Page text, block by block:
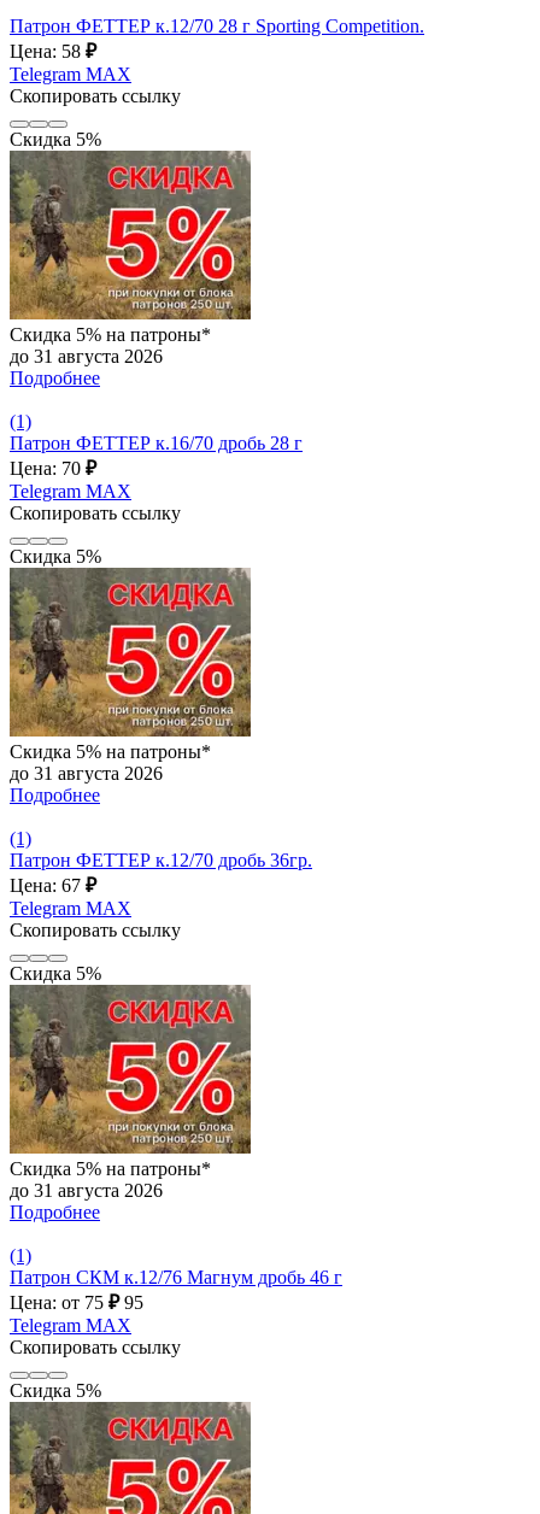
Патрон ФЕТТЕР к.12/70 28 г Sporting Competition.
Цена: 58 ₽
Telegram MAX
Скопировать ссылку
Скидка 5%
Скидка 5% на патроны*
до 31 августа 2026
Подробнее
(1)
Патрон ФЕТТЕР к.16/70 дробь 28 г
Цена: 70 ₽
Telegram MAX
Скопировать ссылку
Скидка 5%
Скидка 5% на патроны*
до 31 августа 2026
Подробнее
(1)
Патрон ФЕТТЕР к.12/70 дробь 36гр.
Цена: 67 ₽
Telegram MAX
Скопировать ссылку
Скидка 5%
Скидка 5% на патроны*
до 31 августа 2026
Подробнее
(1)
Патрон СКМ к.12/76 Магнум дробь 46 г
Цена: от 75 ₽ 95
Telegram MAX
Скопировать ссылку
Скидка 5%